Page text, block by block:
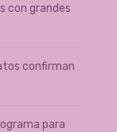
con grandes
confirman
para